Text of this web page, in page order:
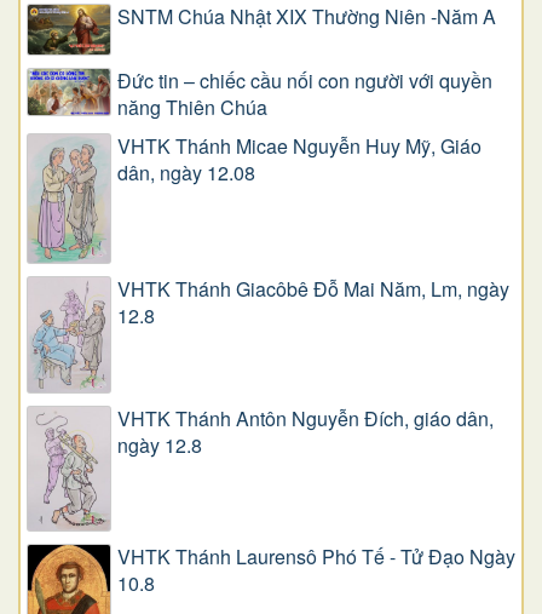
SNTM Chúa Nhật XIX Thường Niên -Năm A
Đức tin – chiếc cầu nối con người với quyền
năng Thiên Chúa
VHTK Thánh Micae Nguyễn Huy Mỹ, Giáo
dân, ngày 12.08
VHTK Thánh Giacôbê Ðỗ Mai Năm, Lm, ngày
12.8
VHTK Thánh Antôn Nguyễn Ðích, giáo dân,
ngày 12.8
VHTK Thánh Laurensô Phó Tế - Tử Đạo Ngày
10.8